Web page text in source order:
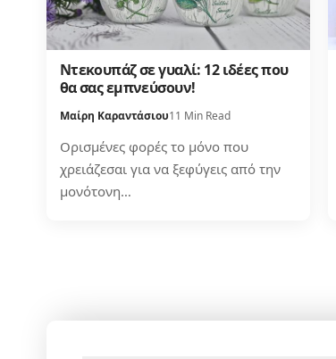
Ντεκουπάζ σε γυαλί: 12 ιδέες που
θα σας εμπνεύσουν!
Μαίρη Καραντάσιου11 Min Read
Ορισμένες φορές το μόνο που
χρειάζεσαι για να ξεφύγεις από την
μονότονη…